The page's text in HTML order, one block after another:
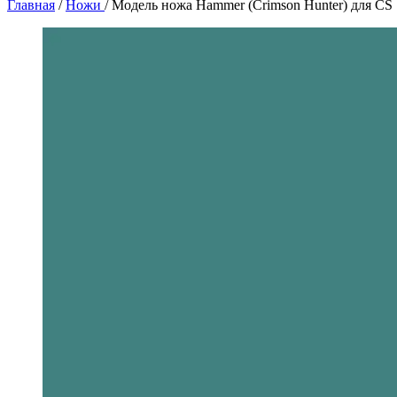
Главная / Ножи / Модель ножа Hammer (Crimson Hunter) для CS